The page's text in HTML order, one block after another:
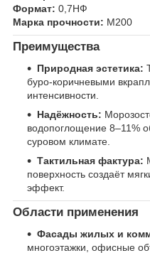
Формат: 0,7НФ
Марка прочности: М200
Преимущества
Природная эстетика:
буро-коричневыми
интенсивности.
Надёжность:
водопоглощение 8–11%
суровом климате.
Тактильная фактура:
поверхность создаёт
эффект.
Области применения
Фасады жилых и
многоэтажки, офисные